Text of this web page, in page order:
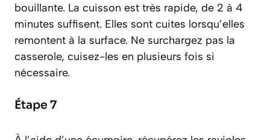
bouillante. La cuisson est très rapide, de 2 à 4
minutes suffisent. Elles sont cuites lorsqu’elles
remontent à la surface. Ne surchargez pas la
casserole, cuisez-les en plusieurs fois si
nécessaire.
Étape 7